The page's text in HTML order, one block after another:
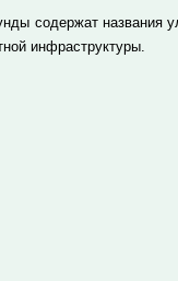
содержат названия
инфраструктуры.